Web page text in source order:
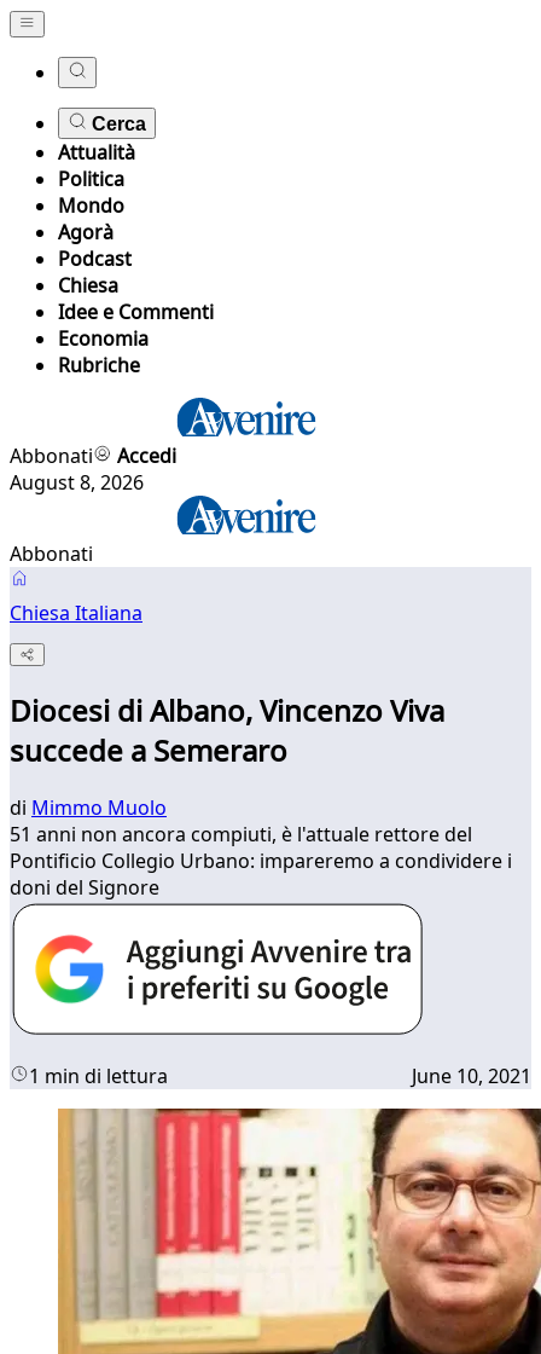
Cerca
Attualità
Politica
Mondo
Agorà
Podcast
Chiesa
Idee e Commenti
Economia
Rubriche
Abbonati
Accedi
August 8, 2026
Abbonati
Chiesa Italiana
Diocesi di Albano, Vincenzo Viva
succede a Semeraro
di Mimmo Muolo
51 anni non ancora compiuti, è l'attuale rettore del
Pontificio Collegio Urbano: impareremo a condividere i
doni del Signore
1 min di lettura June 10, 2021